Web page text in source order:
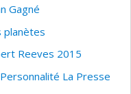
Gagné
planètes
Reeves 2015
La Presse